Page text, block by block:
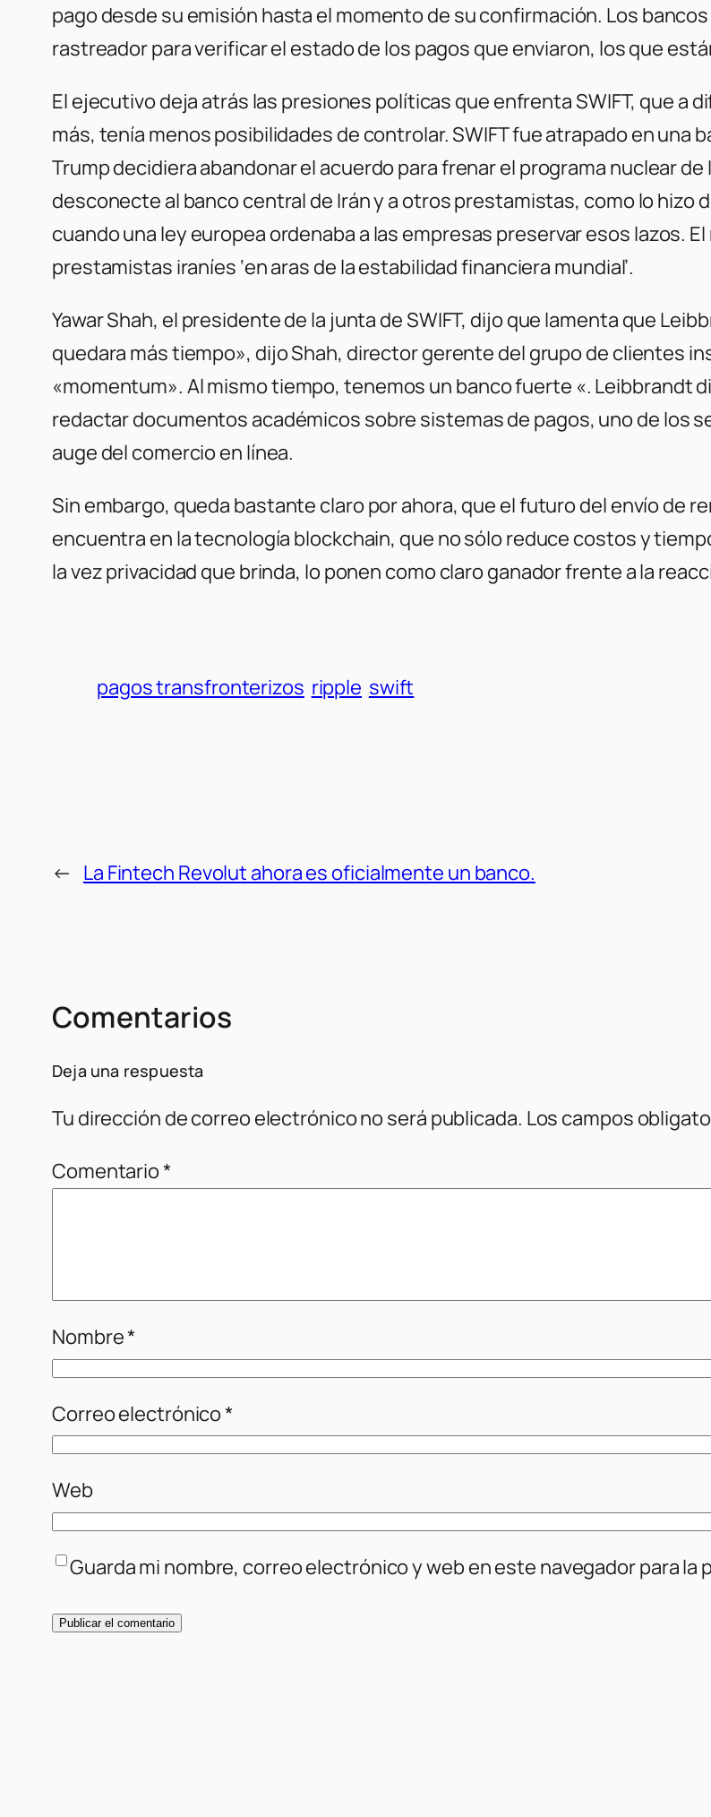
pago desde su emisión hasta el momento de su confirmación. Los
rastreador para verificar el estado de los pagos que enviaron, los que
El ejecutivo deja atrás las presiones políticas que enfrenta SWIFT, que a
más, tenía menos posibilidades de controlar. SWIFT fue atrapado en
Trump decidiera abandonar el acuerdo para frenar el programa nuclear de
desconecte al banco central de Irán y a otros prestamistas, como lo
cuando una ley europea ordenaba a las empresas preservar esos lazos.
prestamistas iraníes ‘en aras de la estabilidad financiera mundial’.
Yawar Shah, el presidente de la junta de SWIFT, dijo que lamenta que
quedara más tiempo», dijo Shah, director gerente del grupo de clientes
«momentum». Al mismo tiempo, tenemos un banco fuerte «. Leibbrandt
redactar documentos académicos sobre sistemas de pagos, uno de los
auge del comercio en línea.
Sin embargo, queda bastante claro por ahora, que el futuro del envío de
encuentra en la tecnología blockchain, que no sólo reduce costos y
la vez privacidad que brinda, lo ponen como claro ganador frente a la
pagos transfronterizos ripple swift
← La Fintech Revolut ahora es oficialmente un banco.
Comentarios
Deja una respuesta
Tu dirección de correo electrónico no será publicada. Los campos
Comentario*
Nombre*
Correo electrónico*
Web
Guarda mi nombre, correo electrónico y web en este navegador para la